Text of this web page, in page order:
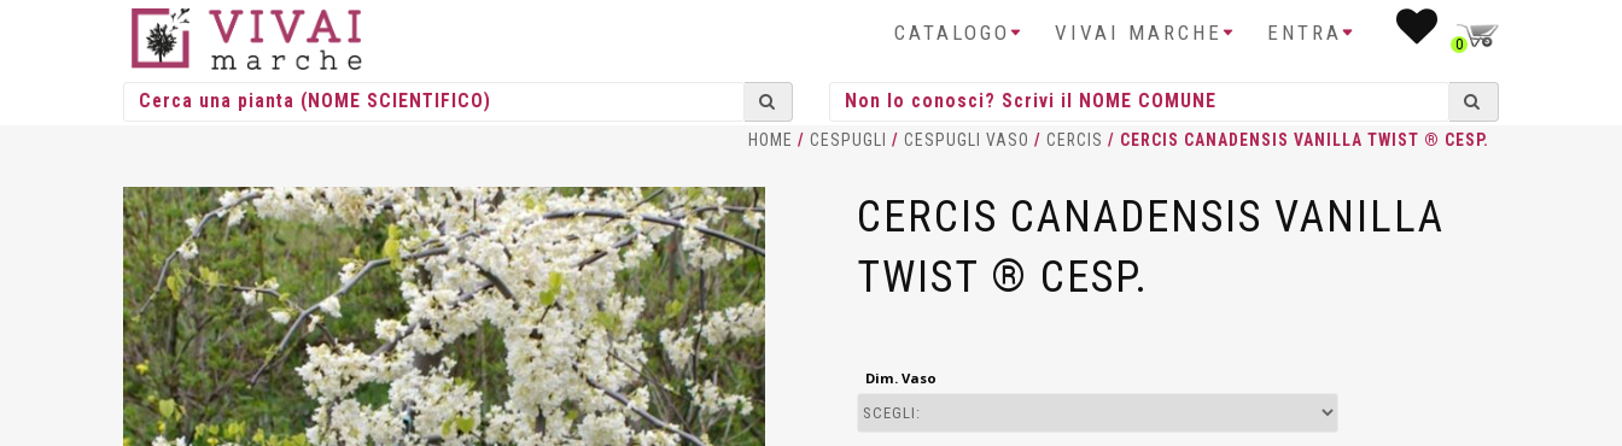
CATALOGO VIVAI MARCHE ENTRA 0
HOME / CESPUGLI / CESPUGLI VASO / CERCIS / CERCIS CANADENSIS VANILLA TWIST ® CESP.
CERCIS CANADENSIS VANILLA
TWIST ® CESP.
Dim. Vaso